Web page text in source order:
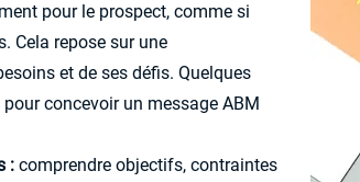
pour le prospect, comme si
Cela repose sur une
et de ses défis. Quelques
concevoir un message ABM
: comprendre objectifs, contraintes